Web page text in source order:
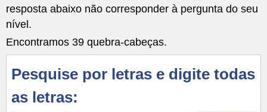
resposta abaixo não corresponder à pergunta do seu
nível.
Encontramos 39 quebra-cabeças.
Pesquise por letras e digite todas
as letras: